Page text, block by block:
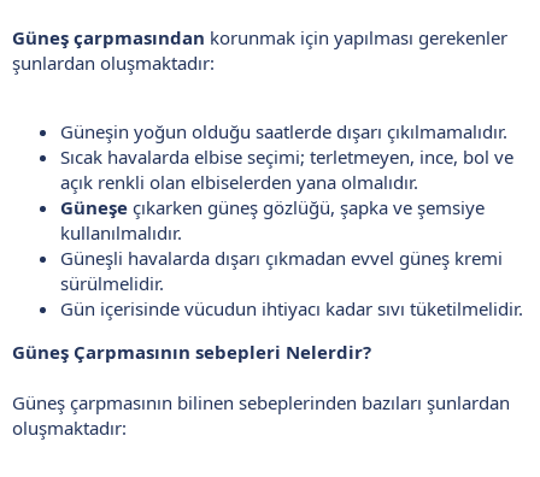
Güneş çarpmasından korunmak için yapılması gerekenler
şunlardan oluşmaktadır:
Güneşin yoğun olduğu saatlerde dışarı çıkılmamalıdır.
Sıcak havalarda elbise seçimi; terletmeyen, ince, bol ve
açık renkli olan elbiselerden yana olmalıdır.
Güneşe çıkarken güneş gözlüğü, şapka ve şemsiye
kullanılmalıdır.
Güneşli havalarda dışarı çıkmadan evvel güneş kremi
sürülmelidir.
Gün içerisinde vücudun ihtiyacı kadar sıvı tüketilmelidir.
Güneş Çarpmasının sebepleri Nelerdir?
Güneş çarpmasının bilinen sebeplerinden bazıları şunlardan
oluşmaktadır: